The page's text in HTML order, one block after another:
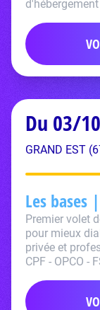
Du 03/
GRAND EST
Les
Premier volet
pour mieux
privée et
CPF - OPCO -